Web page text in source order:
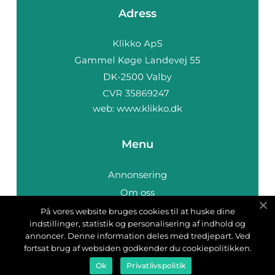
Adress
web: www.klikko.dk
Menu
Annonsering
Om oss
Cookies
Kontakta oss
Sitemap
På vores website bruges cookies til at huske dine
indstillinger, statistik og personalisering af indhold og
annoncer. Denne information deles med tredjepart. Ved
fortsat brug af websiden godkender du cookiepolitikken.
Ok Privatlivspolitik